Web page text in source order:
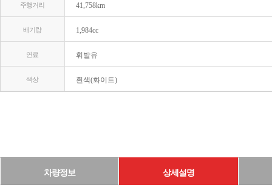
주행거리 41,758km
배기량 1,984cc
연료 휘발유
색상 흰색(화이트)
차량정보 상세설명